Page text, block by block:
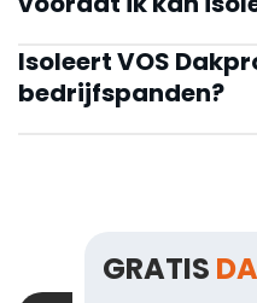
Isoleert VOS
bedrijfspanden?
GRATIS